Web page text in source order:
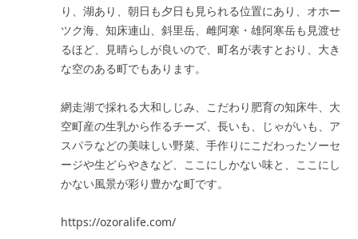
り、湖あり、朝日も夕日も見られる位置にあり、オホー
ツク海、知床連山、斜里岳、雌阿寒・雄阿寒岳も見渡せ
るほど、見晴らしが良いので、町名が表すとおり、大き
な空のある町でもあります。
網走湖で採れる大和しじみ、こだわり肥育の知床牛、大
空町産の生乳から作るチーズ、長いも、じゃがいも、ア
スパラなどの美味しい野菜、手作りにこだわったソーセ
ージや生どらやきなど、ここにしかない味と、ここにし
かない風景が彩り豊かな町です。
https://ozoralife.com/